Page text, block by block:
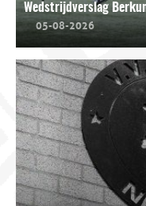
Wedstrijdverslag
05-08-2026